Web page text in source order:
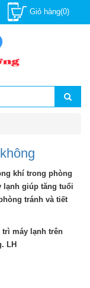
Giỏ hàng(0)
khí trong phòng
lạnh giúp tăng tuổi
tránh và tiết
máy lạnh trên
LH